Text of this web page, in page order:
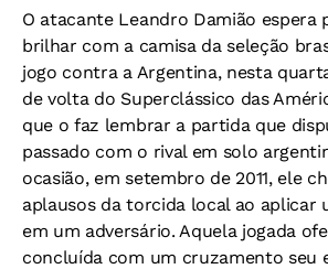
O atacante Leandro Damião espera
brilhar com a camisa da seleção
jogo contra a Argentina, nesta
de volta do Superclássico das
que o faz lembrar a partida que
passado com o rival em solo
ocasião, em setembro de 2011, ele
aplausos da torcida local ao aplicar
em um adversário. Aquela jogada
concluída com um cruzamento seu